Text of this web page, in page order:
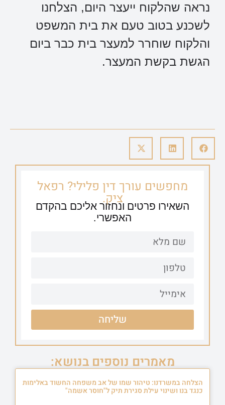
נראה שהלקוח ייעצר היום, הצלחנו
לשכנע בטוב טעם את בית המשפט
והלקוח שוחרר למעצר בית כבר ביום
הגשת בקשת המעצר.
מחפשים עורך דין פלילי? רפאל
ציק.
השאירו פרטים ונחזור אליכם בהקדם
האפשרי.
שליחה
מאמרים נוספים בנושא:
הצלחה במשרדנו: טיהור שמו של אב משפחה החשוד באלימות
כנגד בנו ושינוי עילת סגירת תיק ל"חוסר אשמה"